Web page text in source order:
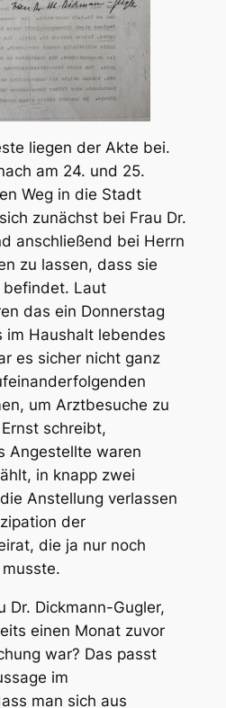
liegen der Akte bei.
am 24. und 25.
Weg in die Stadt
zunächst bei Frau Dr.
anschließend bei Herrn
zu lassen, dass sie
befindet. Laut
das ein Donnerstag
im Haushalt lebendes
es sicher nicht ganz
um Arztbesuche zu
schreibt,
Angestellte waren
in knapp zwei
Anstellung verlassen
der
die ja nur noch
Dr. Dickmann-Gugler,
einen Monat zuvor
war? Das passt
im
man sich aus